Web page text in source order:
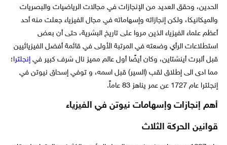
الحدين، وحقق العديد من الإنجازات في مجالات الرياضيات والبصريات
والميكانيكا، ولكن إنجازاته وإسهاماته في مجال الفيزياء جعلت منه أحد
أعظم علماء الفيزياء الذين مروا على تاريخ البشرية، حتى أن بعض
استطلاعات الرأي وضعته في المرتبة الأولى في قائمة أفضل الفيزيائيين
قبل ألبرت أينشتاين، وكان أيضًا أول عالم مميز نال شرف كبير في إنجلترا؛
مما ادى الى إطلاق لقب (السير) قبل اسمه، و توفي إسحاق نيوتن في
إنجلترا عام 1727 عن عمر يناهز 83 عاماً.
أهم إنجازات وإسهامات نيوتن في الفيزياء
قوانين الحركة الثلاث